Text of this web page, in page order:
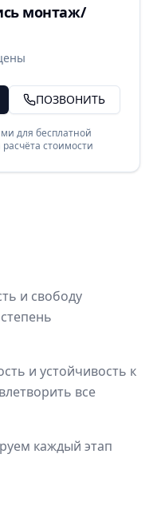
монтаж/
ПОЗВОНИТЬ
для бесплатной
стоимости
и свободу
и устойчивость к
все
каждый этап